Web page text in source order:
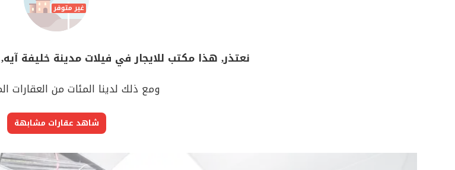
نعتذر, هذا مكتب للايجار في فيلات مدينة خليفة
ومع ذلك لدينا المئات من العقارات
شاهد عقارات مشابهة